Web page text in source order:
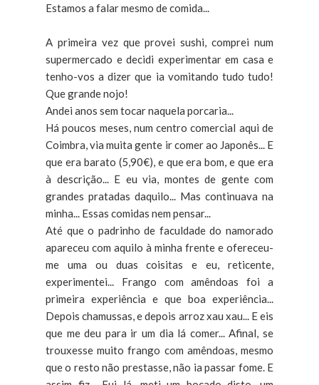
Estamos a falar mesmo de comida...
A primeira vez que provei sushi, comprei num
supermercado e decidi experimentar em casa e
tenho-vos a dizer que ia vomitando tudo tudo!
Que grande nojo!
Andei anos sem tocar naquela porcaria...
Há poucos meses, num centro comercial aqui de
Coimbra, via muita gente ir comer ao Japonês... E
que era barato (5,90€), e que era bom, e que era
à descrição... E eu via, montes de gente com
grandes pratadas daquilo... Mas continuava na
minha... Essas comidas nem pensar...
Até que o padrinho de faculdade do namorado
apareceu com aquilo à minha frente e ofereceu-
me uma ou duas coisitas e eu, reticente,
experimentei... Frango com amêndoas foi a
primeira experiência e que boa experiência...
Depois chamussas, e depois arroz xau xau... E eis
que me deu para ir um dia lá comer... Afinal, se
trouxesse muito frango com amêndoas, mesmo
que o resto não prestasse, não ia passar fome. E